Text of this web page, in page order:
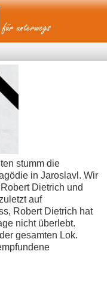
stumm die
in Jaroslavl. Wir
Dietrich und
auf
Robert Dietrich hat
nicht überlebt.
gesamten Lok.